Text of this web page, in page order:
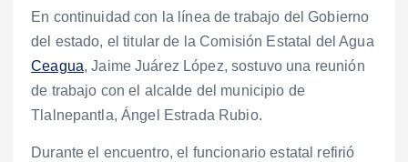
En continuidad con la línea de trabajo del Gobierno
del estado, el titular de la Comisión Estatal del Agua
Ceagua, Jaime Juárez López, sostuvo una reunión
de trabajo con el alcalde del municipio de
Tlalnepantla, Ángel Estrada Rubio.
Durante el encuentro, el funcionario estatal refirió